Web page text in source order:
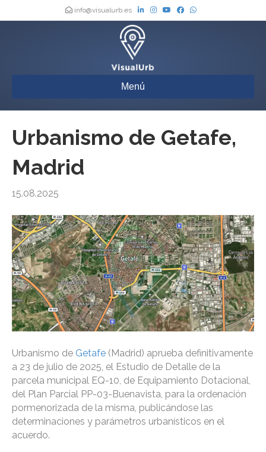
info@visualurb.es
Menú
Urbanismo de Getafe,
Madrid
15.08.2025
Urbanismo de Getafe (Madrid) aprueba definitivamente
a 23 de julio de 2025, el Estudio de Detalle de la
parcela municipal EQ-10, de Equipamiento Dotacional,
del Plan Parcial PP-03-Buenavista, para la ordenación
pormenorizada de la misma, publicándose las
determinaciones y parámetros urbanísticos en el
acuerdo.